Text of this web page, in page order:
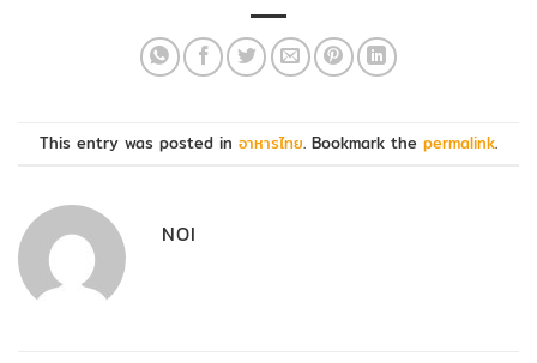
This entry was posted in อาหารไทย. Bookmark the permalink.
NOI